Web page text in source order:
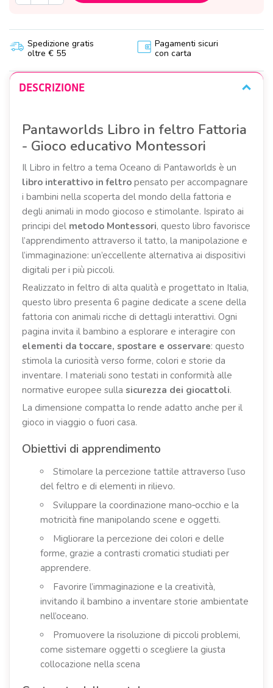
Spedizione gratis
oltre € 55
Pagamenti sicuri
con carta
DESCRIZIONE
Pantaworlds Libro in feltro Fattoria
- Gioco educativo Montessori
Il Libro in feltro a tema Oceano di Pantaworlds è un
libro interattivo in feltro pensato per accompagnare
i bambini nella scoperta del mondo della fattoria e
degli animali in modo giocoso e stimolante. Ispirato ai
principi del metodo Montessori, questo libro favorisce
l’apprendimento attraverso il tatto, la manipolazione e
l’immaginazione: un’eccellente alternativa ai dispositivi
digitali per i più piccoli.
Realizzato in feltro di alta qualità e progettato in Italia,
questo libro presenta 6 pagine dedicate a scene della
fattoria con animali ricche di dettagli interattivi. Ogni
pagina invita il bambino a esplorare e interagire con
elementi da toccare, spostare e osservare: questo
stimola la curiosità verso forme, colori e storie da
inventare. I materiali sono testati in conformità alle
normative europee sulla sicurezza dei giocattoli.
La dimensione compatta lo rende adatto anche per il
gioco in viaggio o fuori casa.
Obiettivi di apprendimento
Stimolare la percezione tattile attraverso l’uso
del feltro e di elementi in rilievo.
Sviluppare la coordinazione mano‑occhio e la
motricità fine manipolando scene e oggetti.
Migliorare la percezione dei colori e delle
forme, grazie a contrasti cromatici studiati per
apprendere.
Favorire l’immaginazione e la creatività,
invitando il bambino a inventare storie ambientate
nell’oceano.
Promuovere la risoluzione di piccoli problemi,
come sistemare oggetti o scegliere la giusta
collocazione nella scena